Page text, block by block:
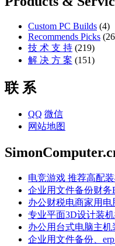
Custom PC Builds (4)
Recommends Picks
技 术 支 持 (219)
解 决 方 案 (151)
联 系
QQ 微信
网站地图
电竞游戏 推荐高配
企业用文件备份财务
办公财税电商家用电
专业平面3D设计装
办公用台式电脑主机
企业用文件备份、